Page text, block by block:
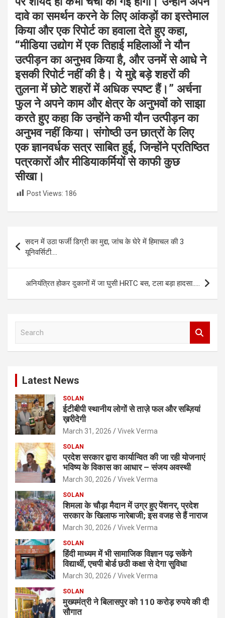
दावे का समर्थन करने के लिए आंकड़ों का इस्तेमाल
किया और एक रिपोर्ट का हवाला देते हुए कहा,
“मीडिया उद्योग में एक तिहाई महिलाओं ने यौन
उत्पीड़न का अनुभव किया है, और उनमें से आधे ने
इसकी रिपोर्ट नहीं की है। ये मुद्दे बड़े शहरों की
तुलना में छोटे शहरों में अधिक स्पष्ट हैं।” अर्चना
फुल ने अपने काम और क्षेत्र के अनुभवों को साझा
करते हुए कहा कि उन्होंने कभी यौन उत्पीड़न का
अनुभव नहीं किया। संगोष्ठी उन छात्रों के लिए
एक ज्ञानवर्धक सत्र साबित हुई, जिन्होंने प्रतिष्ठित
पत्रकारों और मीडियाकर्मियों से काफी कुछ
सीखा।
Post Views: 186
navigation
सदन में उठा फर्जी डिग्री का मुद्दा, जांच के घेरे में हिमाचल की 3
यूनिवर्सिटी….
अनियंत्रित होकर दुकानों में जा घुसी HRTC बस, टला बड़ा हादसा…..
Latest News
SOLAN
ईटीबीपी स्थानीय लोगों से ताज़े फल और सब्ज़ियां
ख़रीदेगी
March 31, 2026 Vivek Verma
SOLAN
प्रदेश सरकार द्वारा कार्यान्वित की जा रही योजनाएं
भविष्य के विकास का आधार – संजय अवस्थी
March 30, 2026 Vivek Verma
SOLAN
शिमला के चौड़ा मैदान में उग्र हुए पेंशनर, प्रदेश
सरकार के खिलाफ नारेबाजी; इस वजह से हैं नाराज
March 30, 2026 Vivek Verma
SOLAN
हिंदी माध्यम में भी सामाजिक विज्ञान पढ़ सकेंगे
विद्यार्थी, एचपी बोर्ड छठी कक्षा से देगा सुविधा
March 30, 2026 Vivek Verma
SOLAN
मुख्यमंत्री ने बिलासपुर को 110 करोड़ रुपये की दी
सौगात